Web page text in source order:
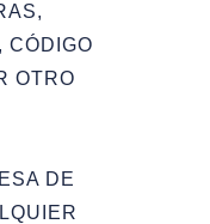
CÓDIGO
OTRO
DE